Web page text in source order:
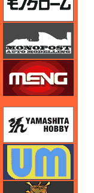
モン
ライ